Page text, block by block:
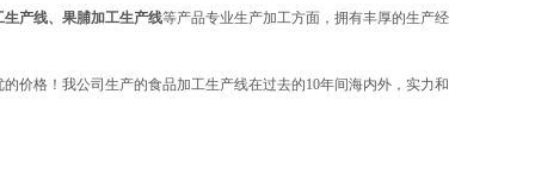
产线、果脯加工生产线等产品专业生产加工方面，拥有丰厚的生产经
格！我公司生产的食品加工生产线在过去的10年间海内外，实力和